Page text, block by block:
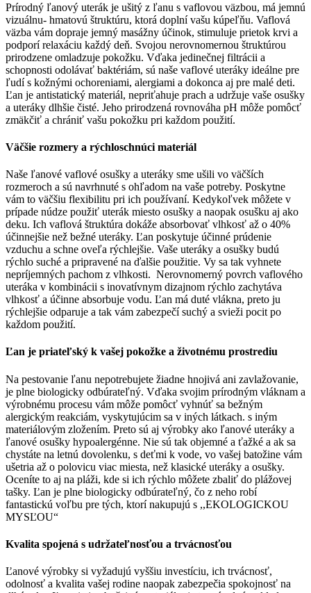
Prírodný ľanový uterák je ušitý z ľanu s vaflovou väzbou, má jemnú
vizuálnu- hmatovú štruktúru, ktorá doplní vašu kúpeľňu. Vaflová
väzba vám dopraje jemný masážny účinok, stimuluje prietok krvi a
podporí relaxáciu každý deň. Svojou nerovnomernou štruktúrou
prirodzene omladzuje pokožku. Vďaka jedinečnej filtrácii a
schopnosti odolávať baktériám, sú naše vaflové uteráky ideálne pre
ľudí s kožnými ochoreniami, alergiami a dokonca aj pre malé deti.
Ľan je antistatický materiál, nepriťahuje prach a udržuje vaše osušky
a uteráky dlhšie čisté. Jeho prirodzená rovnováha pH môže pomôcť
zmäkčiť a chrániť vašu pokožku pri každom použití.
Väčšie rozmery a rýchloschnúci materiál
Naše ľanové vaflové osušky a uteráky sme ušili vo väčších
rozmeroch a sú navrhnuté s ohľadom na vaše potreby. Poskytne
vám to väčšiu flexibilitu pri ich používaní. Kedykoľvek môžete v
prípade núdze použiť uterák miesto osušky a naopak osušku aj ako
deku. Ich vaflová štruktúra dokáže absorbovať vlhkosť až o 40%
účinnejšie než bežné uteráky. Ľan poskytuje účinné prúdenie
vzduchu a schne oveľa rýchlejšie. Vaše uteráky a osušky budú
rýchlo suché a pripravené na ďalšie použitie. Vy sa tak vyhnete
nepríjemných pachom z vlhkosti. Nerovnomerný povrch vaflového
uteráka v kombinácii s inovatívnym dizajnom rýchlo zachytáva
vlhkosť a účinne absorbuje vodu. Ľan má duté vlákna, preto ju
rýchlejšie odparuje a tak vám zabezpečí suchý a svieži pocit po
každom použití.
Ľan je priateľský k vašej pokožke a životnému prostrediu
Na pestovanie ľanu nepotrebujete žiadne hnojivá ani zavlažovanie,
je plne biologicky odbúrateľný. Vďaka svojim prírodným vláknam a
výrobnému procesu vám môže pomôcť vyhnúť sa bežným
alergickým reakciám, vyskytujúcim sa v iných látkach. s iným
materiálovým zložením. Preto sú aj výrobky ako ľanové uteráky a
ľanové osušky hypoalergénne. Nie sú tak objemné a ťažké a ak sa
chystáte na letnú dovolenku, s deťmi k vode, vo vašej batožine vám
ušetria až o polovicu viac miesta, než klasické uteráky a osušky.
Oceníte to aj na pláži, kde si ich rýchlo môžete zbaliť do plážovej
tašky. Ľan je plne biologicky odbúrateľný, čo z neho robí
fantastickú voľbu pre tých, ktorí nakupujú s ,,EKOLOGICKOU
MYSĽOU“
Kvalita spojená s udržateľnosťou a trvácnosťou
Ľanové výrobky si vyžadujú vyššiu investíciu, ich trvácnosť,
odolnosť a kvalita vašej rodine naopak zabezpečia spokojnosť na